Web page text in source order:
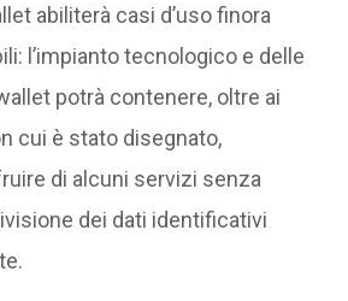
abiliterà casi d’uso finora
l’impianto tecnologico e delle
potrà contenere, oltre ai
cui è stato disegnato,
di alcuni servizi senza
dei dati identificativi